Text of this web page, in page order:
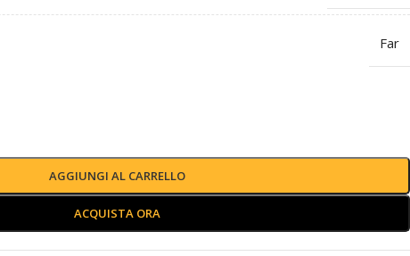
Far
AGGIUNGI AL CARRELLO
ACQUISTA ORA